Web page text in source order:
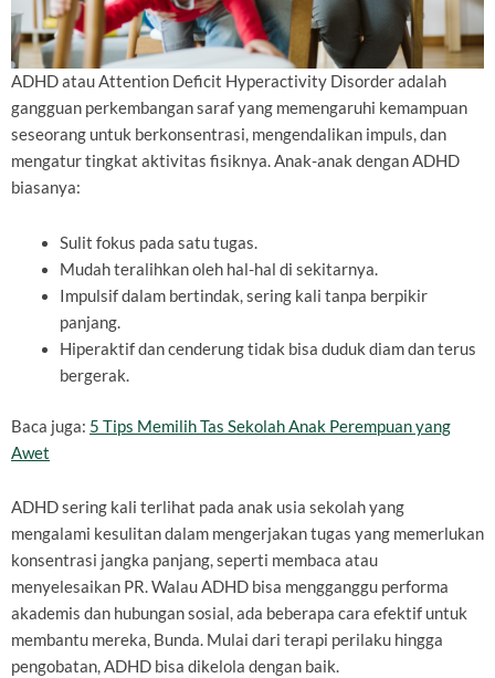
ADHD atau Attention Deficit Hyperactivity Disorder adalah
gangguan perkembangan saraf yang memengaruhi kemampuan
seseorang untuk berkonsentrasi, mengendalikan impuls, dan
mengatur tingkat aktivitas fisiknya. Anak-anak dengan ADHD
biasanya:
Sulit fokus pada satu tugas.
Mudah teralihkan oleh hal-hal di sekitarnya.
Impulsif dalam bertindak, sering kali tanpa berpikir
panjang.
Hiperaktif dan cenderung tidak bisa duduk diam dan terus
bergerak.
Baca juga: 5 Tips Memilih Tas Sekolah Anak Perempuan yang
Awet
ADHD sering kali terlihat pada anak usia sekolah yang
mengalami kesulitan dalam mengerjakan tugas yang memerlukan
konsentrasi jangka panjang, seperti membaca atau
menyelesaikan PR. Walau ADHD bisa mengganggu performa
akademis dan hubungan sosial, ada beberapa cara efektif untuk
membantu mereka, Bunda. Mulai dari terapi perilaku hingga
pengobatan, ADHD bisa dikelola dengan baik.